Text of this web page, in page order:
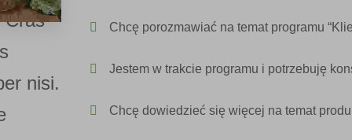
Cras
nisi.
Chcę porozmawiać na temat programu
Jestem w trakcie programu i potrzebuję
Chcę dowiedzieć się więcej na temat